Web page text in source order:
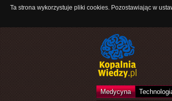
Ta strona wykorzystuje pliki cookies. Pozostawiając w
Medycyna